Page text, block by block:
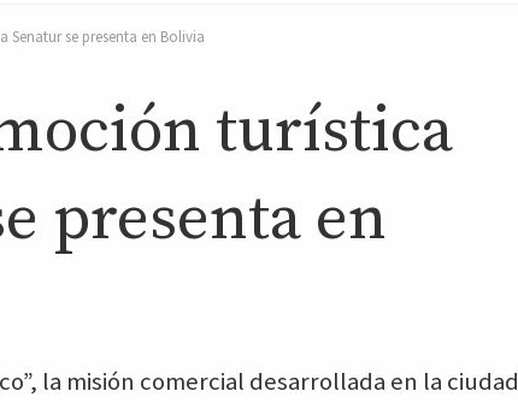
se presenta en Bolivia
turística
presenta en
la misión comercial desarrollada en la ciudad